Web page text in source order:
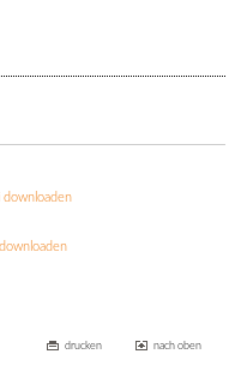
downloaden
drucken nach oben